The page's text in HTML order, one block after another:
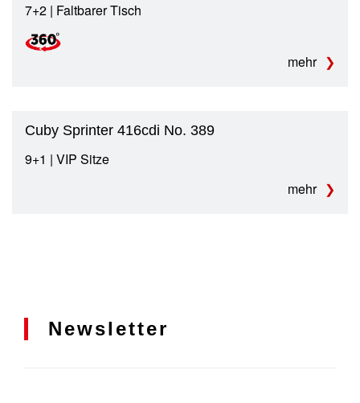
7+2 | Faltbarer Tisch
mehr
Cuby Sprinter 416cdi No. 389
9+1 | VIP Sitze
mehr
Newsletter